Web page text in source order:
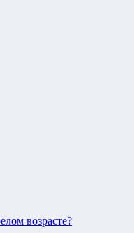
возрасте?